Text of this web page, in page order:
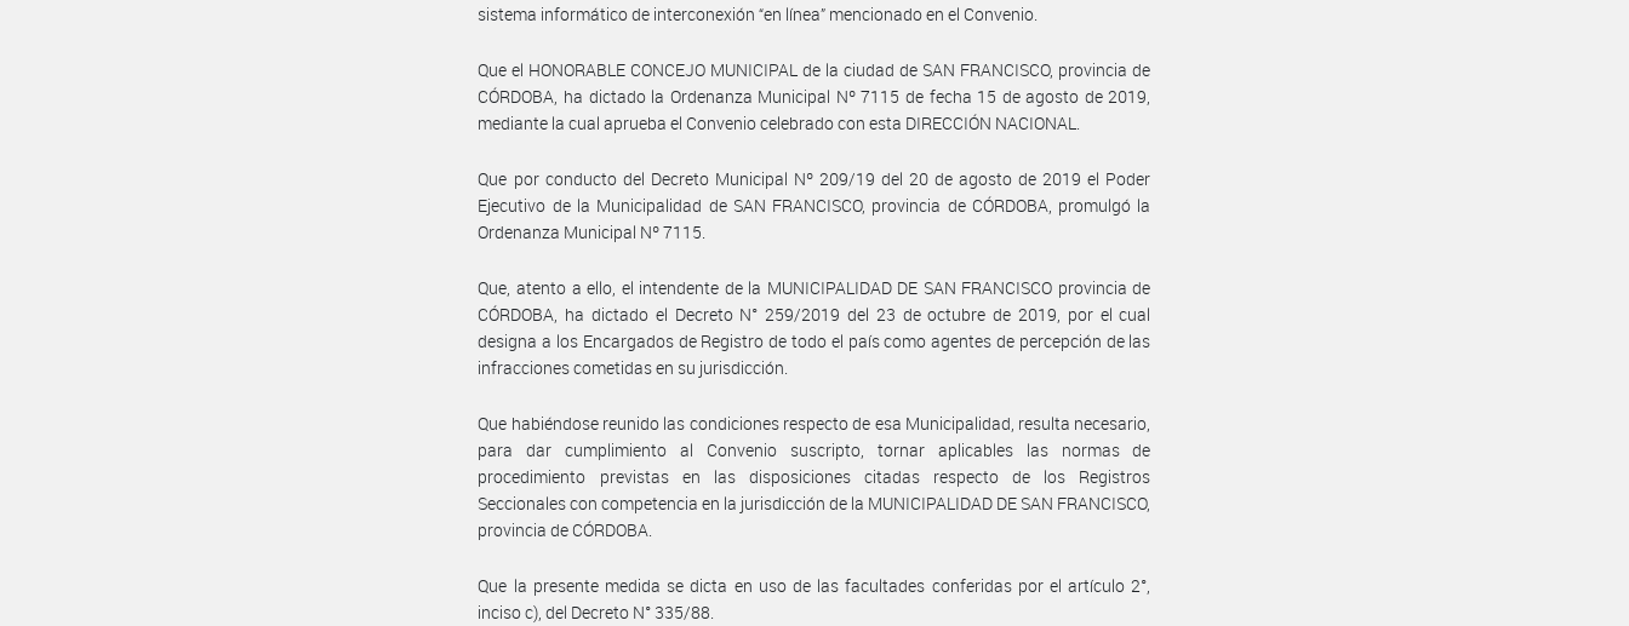
sistema informático de interconexión “en línea” mencionado en el Convenio.
Que el HONORABLE CONCEJO MUNICIPAL de la ciudad de SAN FRANCISCO, provincia de
CÓRDOBA, ha dictado la Ordenanza Municipal Nº 7115 de fecha 15 de agosto de 2019,
mediante la cual aprueba el Convenio celebrado con esta DIRECCIÓN NACIONAL.
Que por conducto del Decreto Municipal Nº 209/19 del 20 de agosto de 2019 el Poder
Ejecutivo de la Municipalidad de SAN FRANCISCO, provincia de CÓRDOBA, promulgó la
Ordenanza Municipal Nº 7115.
Que, atento a ello, el intendente de la MUNICIPALIDAD DE SAN FRANCISCO provincia de
CÓRDOBA, ha dictado el Decreto N° 259/2019 del 23 de octubre de 2019, por el cual
designa a los Encargados de Registro de todo el país como agentes de percepción de las
infracciones cometidas en su jurisdicción.
Que habiéndose reunido las condiciones respecto de esa Municipalidad, resulta necesario,
para dar cumplimiento al Convenio suscripto, tornar aplicables las normas de
procedimiento previstas en las disposiciones citadas respecto de los Registros
Seccionales con competencia en la jurisdicción de la MUNICIPALIDAD DE SAN FRANCISCO,
provincia de CÓRDOBA.
Que la presente medida se dicta en uso de las facultades conferidas por el artículo 2°,
inciso c), del Decreto N° 335/88.